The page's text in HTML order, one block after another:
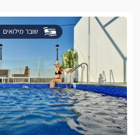
שובר מילואים